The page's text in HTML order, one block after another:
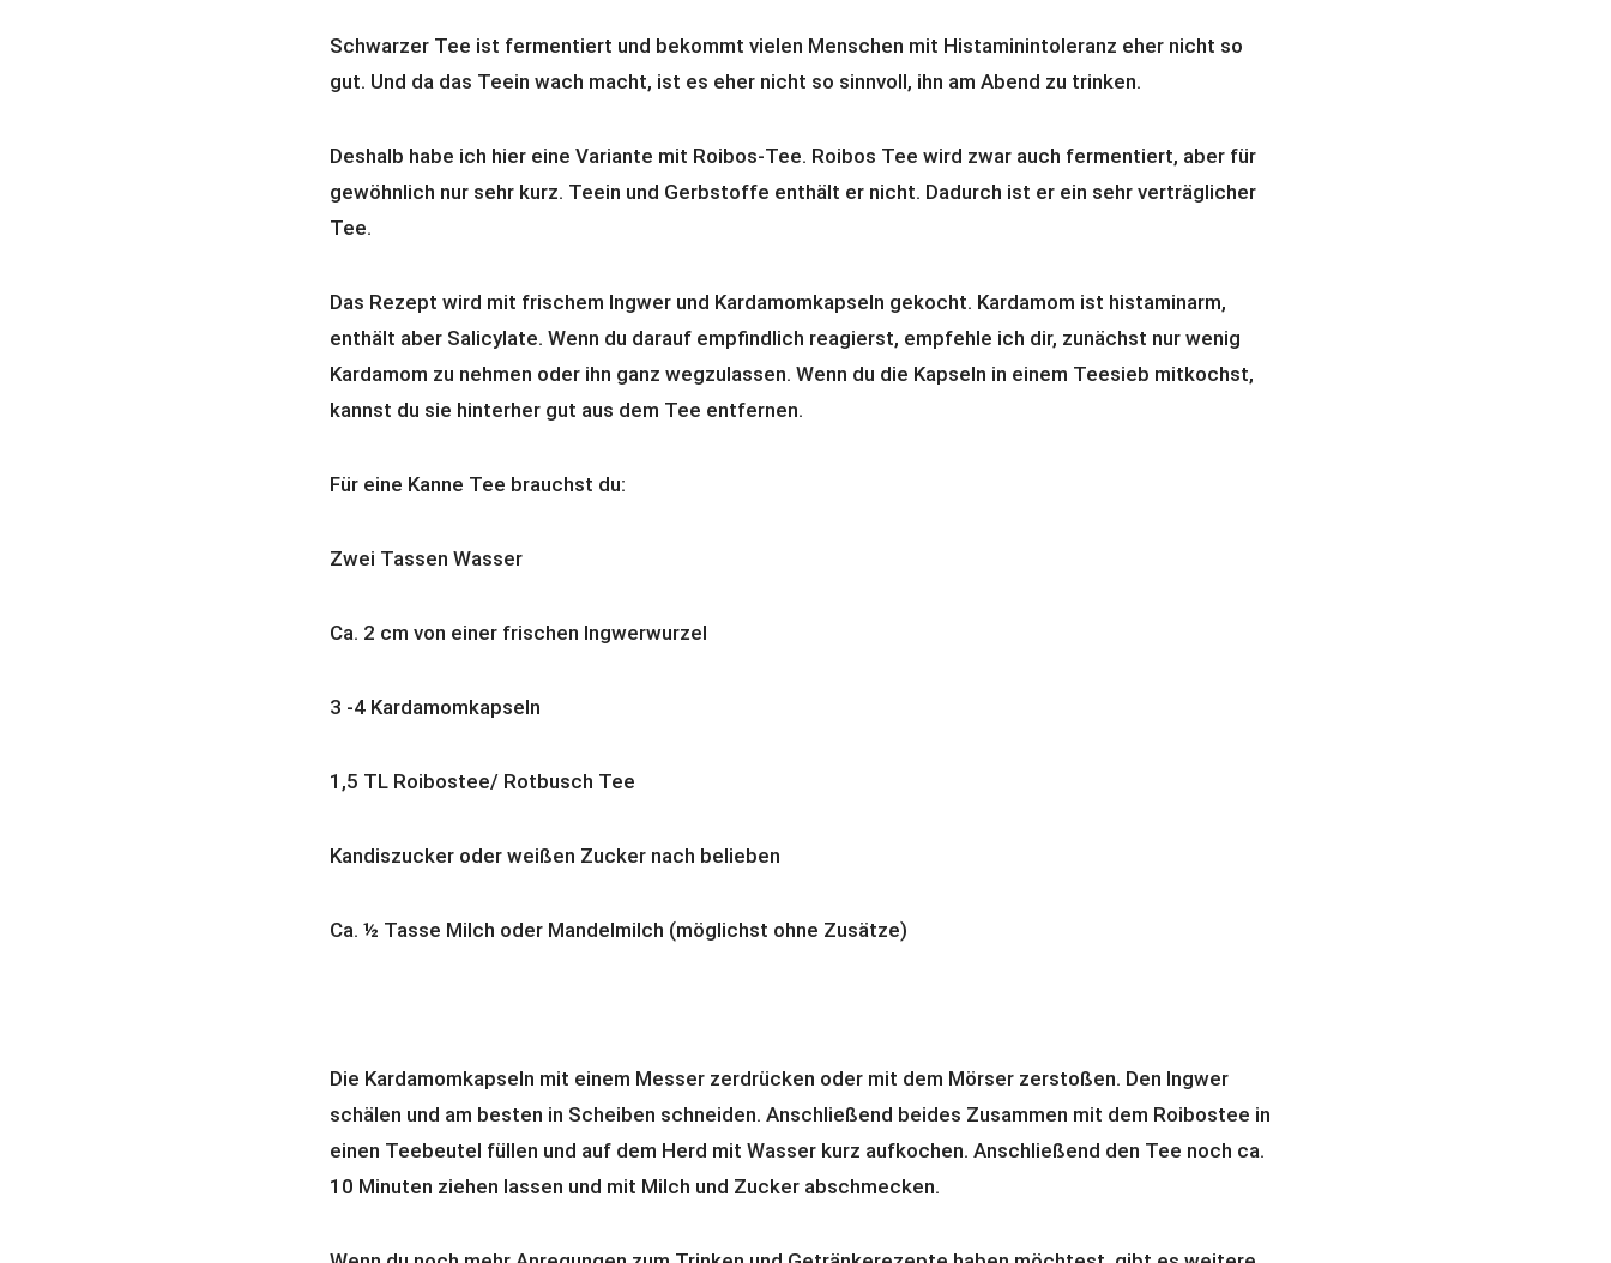
Schwarzer Tee ist fermentiert und bekommt vielen Menschen mit Histaminintoleranz eher nicht so
gut. Und da das Teein wach macht, ist es eher nicht so sinnvoll, ihn am Abend zu trinken.
Deshalb habe ich hier eine Variante mit Roibos-Tee. Roibos Tee wird zwar auch fermentiert, aber für
gewöhnlich nur sehr kurz. Teein und Gerbstoffe enthält er nicht. Dadurch ist er ein sehr verträglicher
Tee.
Das Rezept wird mit frischem Ingwer und Kardamomkapseln gekocht. Kardamom ist histaminarm,
enthält aber Salicylate. Wenn du darauf empfindlich reagierst, empfehle ich dir, zunächst nur wenig
Kardamom zu nehmen oder ihn ganz wegzulassen. Wenn du die Kapseln in einem Teesieb mitkochst,
kannst du sie hinterher gut aus dem Tee entfernen.
Für eine Kanne Tee brauchst du:
Zwei Tassen Wasser
Ca. 2 cm von einer frischen Ingwerwurzel
3 -4 Kardamomkapseln
1,5 TL Roibostee/ Rotbusch Tee
Kandiszucker oder weißen Zucker nach belieben
Ca. ½ Tasse Milch oder Mandelmilch (möglichst ohne Zusätze)
Die Kardamomkapseln mit einem Messer zerdrücken oder mit dem Mörser zerstoßen. Den Ingwer
schälen und am besten in Scheiben schneiden. Anschließend beides Zusammen mit dem Roibostee in
einen Teebeutel füllen und auf dem Herd mit Wasser kurz aufkochen. Anschließend den Tee noch ca.
10 Minuten ziehen lassen und mit Milch und Zucker abschmecken.